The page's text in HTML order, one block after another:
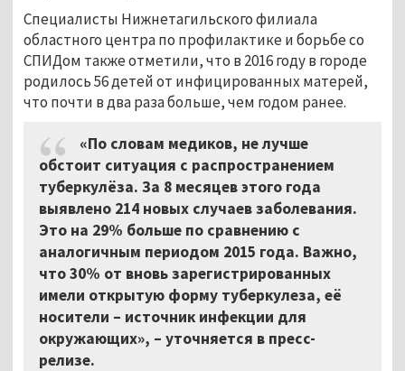
Специалисты Нижнетагильского филиала
областного центра по профилактике и борьбе со
СПИДом также отметили, что в 2016 году в городе
родилось 56 детей от инфицированных матерей,
что почти в два раза больше, чем годом ранее.
«По словам медиков, не лучше
обстоит ситуация с распространением
туберкулёза. За 8 месяцев этого года
выявлено 214 новых случаев заболевания.
Это на 29% больше по сравнению с
аналогичным периодом 2015 года. Важно,
что 30% от вновь зарегистрированных
имели открытую форму туберкулеза, её
носители – источник инфекции для
окружающих», – уточняется в пресс-
релизе.